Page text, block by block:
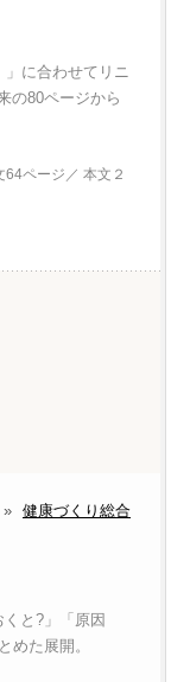
に合わせてリニ
の80ページから
ページ／ 本文２
» 健康づくり総合
と?」「原因
めた展開。